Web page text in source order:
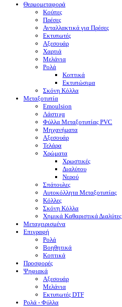
Θερμομεταφορά
Κούπες
Πρέσες
Ανταλλακτικά για Πρέσες
Εκτυπωτές
Αξεσουάρ
Χαρτιά
Μελάνια
Ρολά
Κοπτικά
Εκτυπώσιμα
Σκόνη Κόλλα
Μεταξοτυπία
Emoulsion
Λάστιχα
Φύλλα Μεταξοτυπίας PVC
Μηχανήματα
Αξεσουάρ
Τελάρα
Χρώματα
Χρωστικές
Διαλύτου
Νερού
Σπάτουλες
Αυτοκόλλητα Μεταξοτυπίας
Κόλλες
Σκόνη Κόλλα
Χημικά Καθαριστικά Διαλύτες
Μεταχειρισμένα
Επιγραφή
Ρολά
Βοηθητικά
Κοπτικά
Προσφορές
Ψηφιακά
Αξεσουάρ
Μελάνια
Eκτυπωτές DTF
Ρολά - Φύλλα